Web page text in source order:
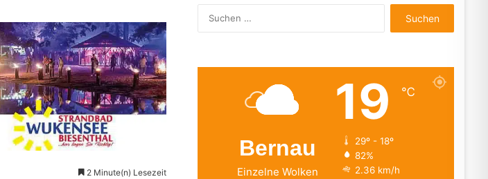
2 Minute(n) Lesezeit
nach:
Bernau
Einzelne Wolken
19 ℃
29º - 18º
82%
2.36 km/h